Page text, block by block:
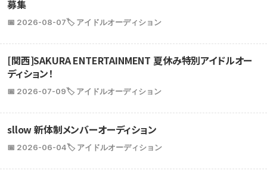
募集
📅 2026-08-07🏷️ アイドルオーディション
[関西]SAKURA ENTERTAINMENT 夏休み特別アイドルオー
ディション！
📅 2026-07-09🏷️ アイドルオーディション
sllow 新体制メンバーオーディション
📅 2026-06-04🏷️ アイドルオーディション